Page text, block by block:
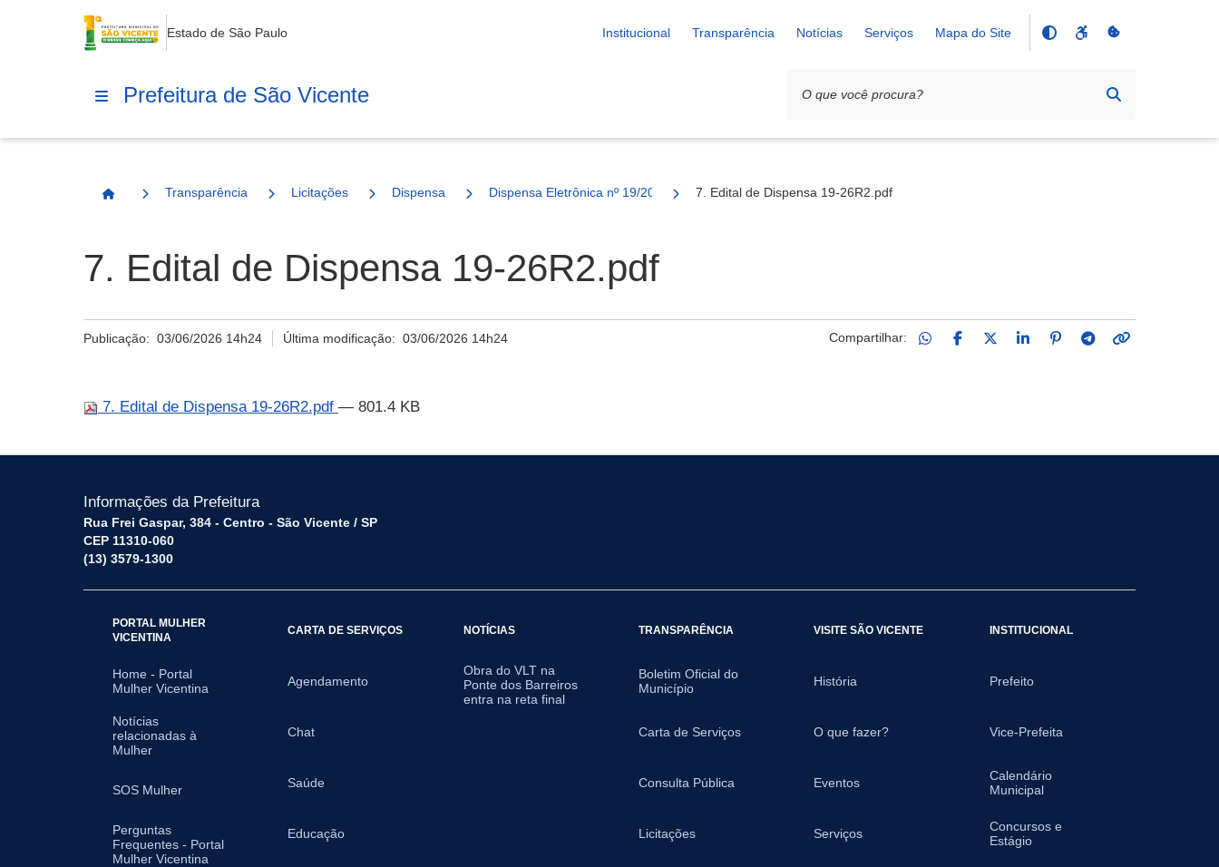
Estado de São Paulo Institucional Transparência Notícias Serviços Mapa do Site
Prefeitura de São Vicente
Página Inicial
Transparência Licitações Dispensa Dispensa Eletrônica nº 19/2026 - SESAU7. Edital de Dispensa 19-26R2.pdf
7. Edital de Dispensa 19-26R2.pdf
Publicação: 03/06/2026 14h24 Última modificação:03/06/2026 14h24 Compartilhar:
7. Edital de Dispensa 19-26R2.pdf — 801.4 KB
Informações da Prefeitura
Rua Frei Gaspar, 384 - Centro - São Vicente / SP
CEP 11310-060
(13) 3579-1300
PORTAL MULHER
VICENTINA
Home - Portal
Mulher Vicentina
Notícias
relacionadas à
Mulher
SOS Mulher
Perguntas
Frequentes - Portal
Mulher Vicentina
CARTA DE SERVIÇOS
Agendamento
Chat
Saúde
Educação
NOTÍCIAS
Obra do VLT na
Ponte dos Barreiros
entra na reta final
TRANSPARÊNCIA
Boletim Oficial do
Município
Carta de Serviços
Consulta Pública
Licitações
VISITE SÃO VICENTE
História
O que fazer?
Eventos
Serviços
INSTITUCIONAL
Prefeito
Vice-Prefeita
Calendário
Municipal
Concursos e
Estágio